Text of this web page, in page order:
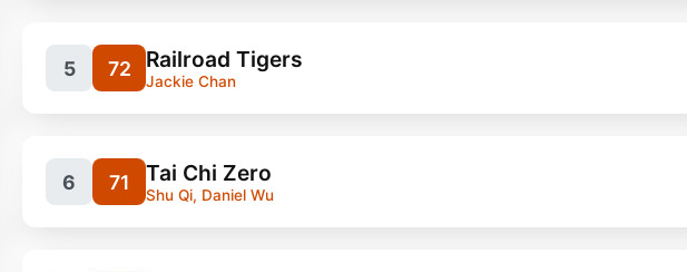
Filme, Kung Fu
5 72 Railroad Tigers
Jackie Chan
6 71 Tai Chi Zero
Shu Qi, Daniel Wu